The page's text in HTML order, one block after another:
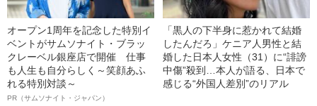
オープン1周年を記念した特別イ
ベントがサムソナイト・ブラッ
クレーベル銀座店で開催 仕事
も人生も自分らしく～笑顔あふ
れる特別対談～
PR（サムソナイト・ジャパン）
「黒人の下半身に惹かれて結婚
したんだろ」ケニア人男性と結
婚した日本人女性（31）に“誹謗
中傷”殺到…本人が語る、日本で
感じる“外国人差別”のリアル